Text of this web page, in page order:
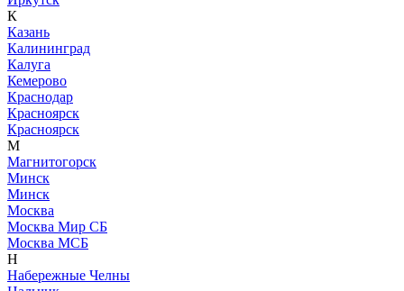
К
Казань
Калининград
Калуга
Кемерово
Краснодар
Красноярск
Красноярск
М
Магнитогорск
Минск
Минск
Москва
Москва Мир СБ
Москва МСБ
Н
Набережные Челны